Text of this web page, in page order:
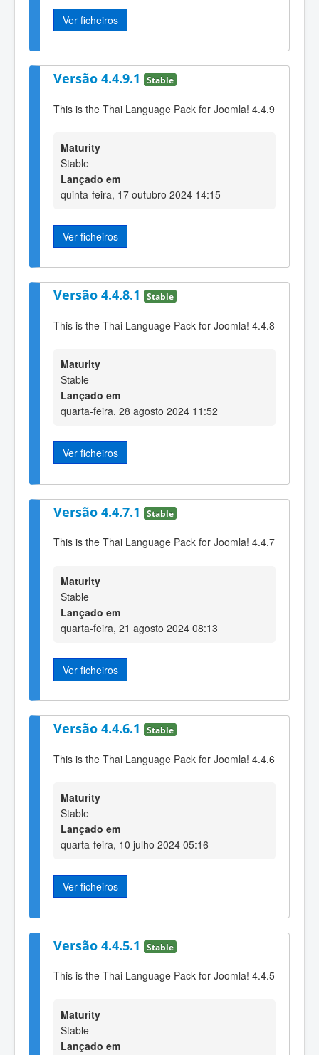
Ver ficheiros
Versão 4.4.9.1 Stable
This is the Thai Language Pack for Joomla! 4.4.9
Maturity
Stable
Lançado em
quinta-feira, 17 outubro 2024 14:15
Ver ficheiros
Versão 4.4.8.1 Stable
This is the Thai Language Pack for Joomla! 4.4.8
Maturity
Stable
Lançado em
quarta-feira, 28 agosto 2024 11:52
Ver ficheiros
Versão 4.4.7.1 Stable
This is the Thai Language Pack for Joomla! 4.4.7
Maturity
Stable
Lançado em
quarta-feira, 21 agosto 2024 08:13
Ver ficheiros
Versão 4.4.6.1 Stable
This is the Thai Language Pack for Joomla! 4.4.6
Maturity
Stable
Lançado em
quarta-feira, 10 julho 2024 05:16
Ver ficheiros
Versão 4.4.5.1 Stable
This is the Thai Language Pack for Joomla! 4.4.5
Maturity
Stable
Lançado em